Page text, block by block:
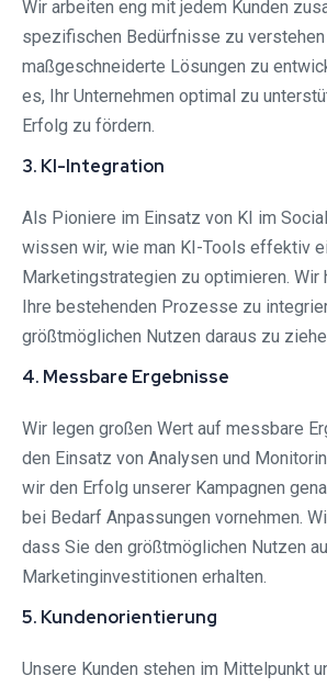
Wir arbeiten eng mit jedem Kunden
spezifischen Bedürfnisse zu verstehen
maßgeschneiderte Lösungen zu
es, Ihr Unternehmen optimal zu
Erfolg zu fördern.
3. KI-Integration
Als Pioniere im Einsatz von KI im
wissen wir, wie man KI-Tools effektiv
Marketingstrategien zu optimieren. Wir
Ihre bestehenden Prozesse zu
größtmöglichen Nutzen daraus zu
4. Messbare Ergebnisse
Wir legen großen Wert auf messbare
den Einsatz von Analysen und
wir den Erfolg unserer Kampagnen
bei Bedarf Anpassungen vornehmen.
dass Sie den größtmöglichen Nutzen
Marketinginvestitionen erhalten.
5. Kundenorientierung
Unsere Kunden stehen im Mittelpunkt